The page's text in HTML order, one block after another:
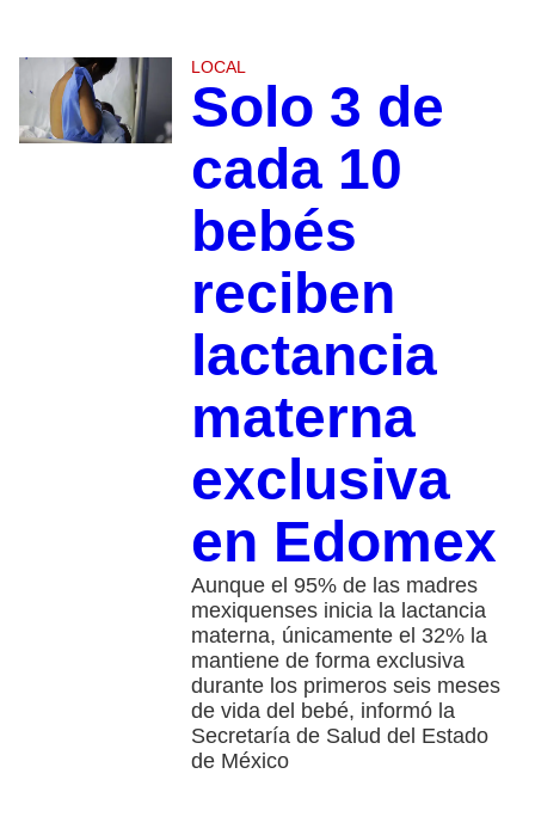
LOCAL
Solo 3 de
cada 10
bebés
reciben
lactancia
materna
exclusiva
en Edomex
Aunque el 95% de las madres
mexiquenses inicia la lactancia
materna, únicamente el 32% la
mantiene de forma exclusiva
durante los primeros seis meses
de vida del bebé, informó la
Secretaría de Salud del Estado
de México